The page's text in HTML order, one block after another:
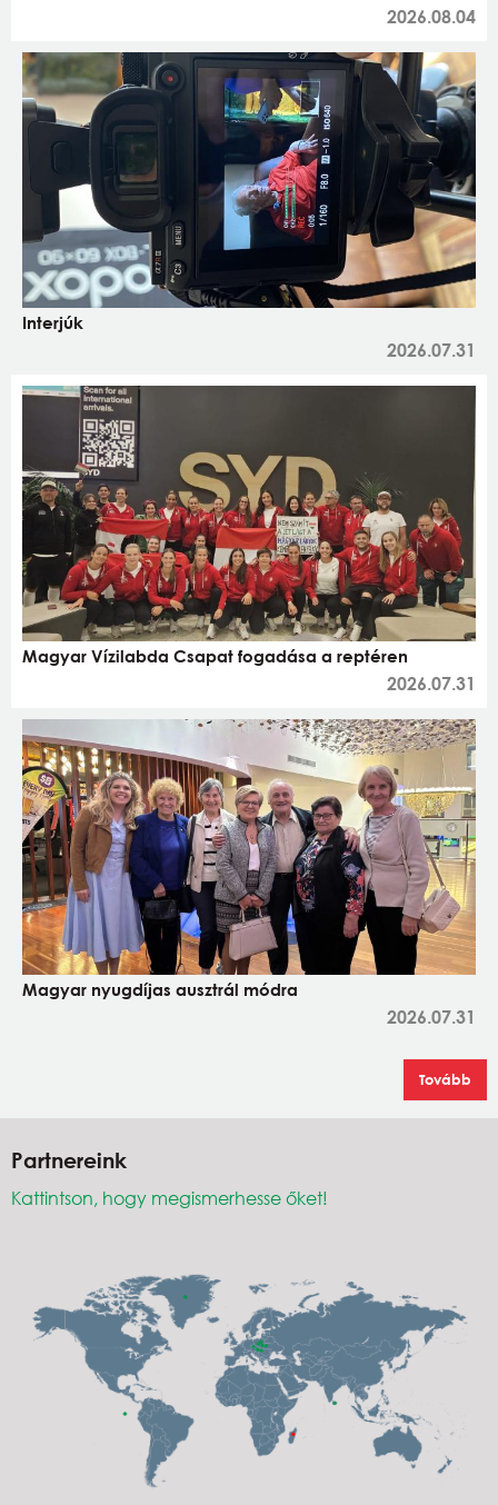
2026.08.04
Interjúk
2026.07.31
Magyar Vízilabda Csapat fogadása a reptéren
2026.07.31
Magyar nyugdíjas ausztrál módra
2026.07.31
Tovább
Partnereink
Kattintson, hogy megismerhesse őket!